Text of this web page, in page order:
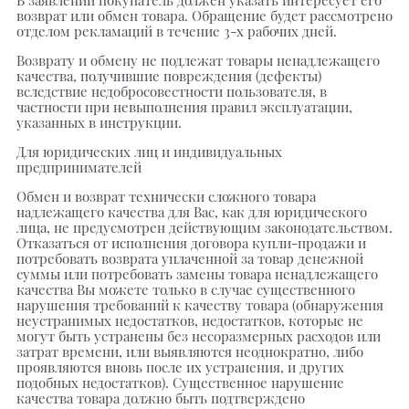
возврат или обмен товара. Обращение будет рассмотрено
отделом рекламаций в течение 3-х рабочих дней.
Возврату и обмену не подлежат товары ненадлежащего
качества, получившие повреждения (дефекты)
вследствие недобросовестности пользователя, в
частности при невыполнения правил эксплуатации,
указанных в инструкции.
Для юридических лиц и индивидуальных
предпринимателей
Обмен и возврат технически сложного товара
надлежащего качества для Вас, как для юридического
лица, не предусмотрен действующим законодательством.
Отказаться от исполнения договора купли-продажи и
потребовать возврата уплаченной за товар денежной
суммы или потребовать замены товара ненадлежащего
качества Вы можете только в случае существенного
нарушения требований к качеству товара (обнаружения
неустранимых недостатков, недостатков, которые не
могут быть устранены без несоразмерных расходов или
затрат времени, или выявляются неоднократно, либо
проявляются вновь после их устранения, и других
подобных недостатков). Существенное нарушение
качества товара должно быть подтверждено